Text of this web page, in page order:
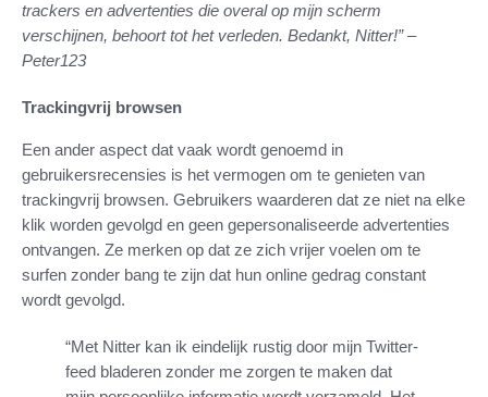
trackers en advertenties die overal op mijn scherm
verschijnen, behoort tot het verleden. Bedankt, Nitter!” –
Peter123
Trackingvrij browsen
Een ander aspect dat vaak wordt genoemd in
gebruikersrecensies is het vermogen om te genieten van
trackingvrij browsen. Gebruikers waarderen dat ze niet na elke
klik worden gevolgd en geen gepersonaliseerde advertenties
ontvangen. Ze merken op dat ze zich vrijer voelen om te
surfen zonder bang te zijn dat hun online gedrag constant
wordt gevolgd.
“Met Nitter kan ik eindelijk rustig door mijn Twitter-
feed bladeren zonder me zorgen te maken dat